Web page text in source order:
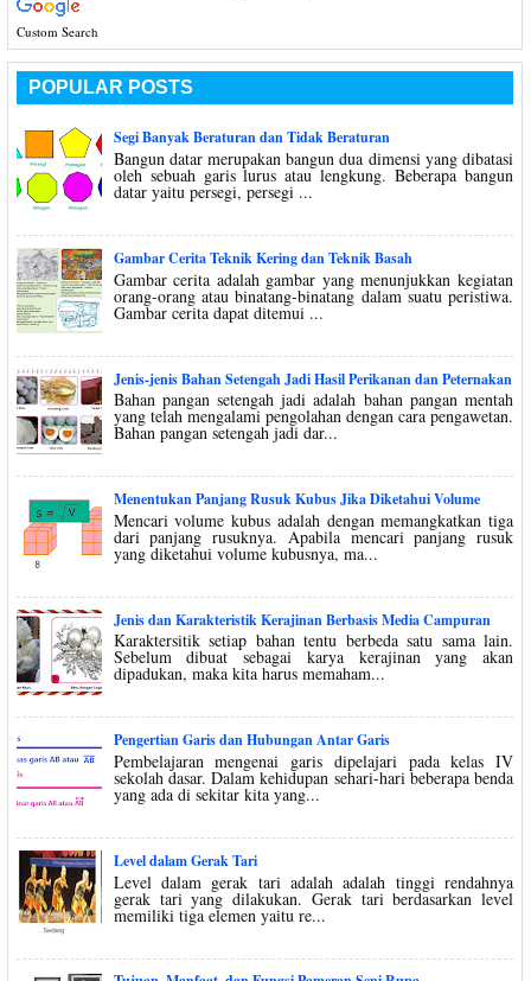
Custom Search
POPULAR POSTS
Segi Banyak Beraturan dan Tidak Beraturan
Bangun datar merupakan bangun dua dimensi yang dibatasi
oleh sebuah garis lurus atau lengkung. Beberapa bangun
datar yaitu persegi, persegi ...
Gambar Cerita Teknik Kering dan Teknik Basah
Gambar cerita adalah gambar yang menunjukkan kegiatan
orang-orang atau binatang-binatang dalam suatu peristiwa.
Gambar cerita dapat ditemui ...
Jenis-jenis Bahan Setengah Jadi Hasil Perikanan dan Peternakan
Bahan pangan setengah jadi adalah bahan pangan mentah
yang telah mengalami pengolahan dengan cara pengawetan.
Bahan pangan setengah jadi dar...
Menentukan Panjang Rusuk Kubus Jika Diketahui Volume
Mencari volume kubus adalah dengan memangkatkan tiga
dari panjang rusuknya. Apabila mencari panjang rusuk
yang diketahui volume kubusnya, ma...
Jenis dan Karakteristik Kerajinan Berbasis Media Campuran
Karaktersitik setiap bahan tentu berbeda satu sama lain.
Sebelum dibuat sebagai karya kerajinan yang akan
dipadukan, maka kita harus memaham...
Pengertian Garis dan Hubungan Antar Garis
Pembelajaran mengenai garis dipelajari pada kelas IV
sekolah dasar. Dalam kehidupan sehari-hari beberapa benda
yang ada di sekitar kita yang...
Level dalam Gerak Tari
Level dalam gerak tari adalah adalah tinggi rendahnya
gerak tari yang dilakukan. Gerak tari berdasarkan level
memiliki tiga elemen yaitu re...